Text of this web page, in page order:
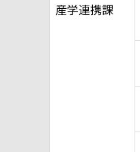
産学連携課